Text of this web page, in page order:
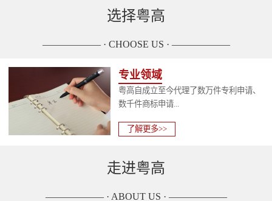
选择粤高
—————— · CHOOSE US · ——————
专业领域
粤高自成立至今代理了数万件专利申请、
数千件商标申请...
了解更多>>
走进粤高
—————— · ABOUT US · ——————